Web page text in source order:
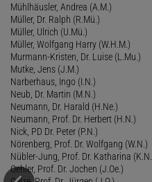
Mühlhäusler, Andrea (A.M.)
Müller, Dr. Ralph (R.Mü.)
Müller, Ulrich (U.Mü.)
Müller, Wolfgang Harry (W.H.M.)
Murmann-Kristen, Dr. Luise (L.Mu.)
Mutke, Jens (J.M.)
Narberhaus, Ingo (I.N.)
Neub, Dr. Martin (M.N.)
Neumann, Dr. Harald (H.Ne.)
Neumann, Prof. Dr. Herbert (H.N.)
Nick, PD Dr. Peter (P.N.)
Nörenberg, Prof. Dr. Wolfgang (W.N.)
Nübler-Jung, Prof. Dr. Katharina
Oehler, Prof. Dr. Jochen (J.Oe.)